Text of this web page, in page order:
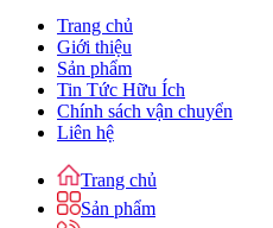
Trang chủ
Giới thiệu
Sản phẩm
Tin Tức Hữu Ích
Chính sách vận chuyển
Liên hệ
Trang chủ
Sản phẩm